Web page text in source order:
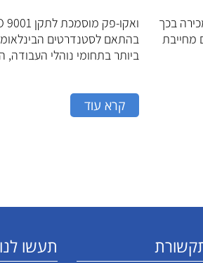
בכך
מחייבת
בהתאם לסטנדרטים
ביותר בתחומי נוהלי העבודה,
קרא עוד
תעשו